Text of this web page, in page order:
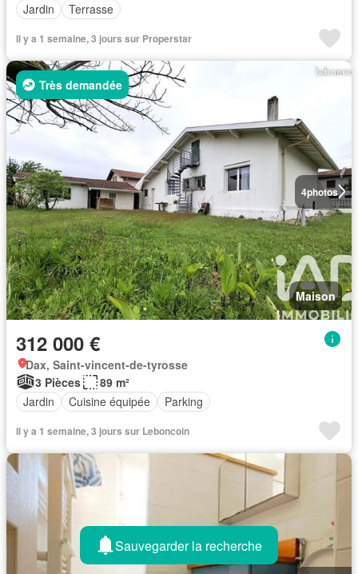
Jardin
Terrasse
Il y a 1 semaine, 3 jours sur Properstar
4photos
Très demandée
Maison
312 000 €
Dax, Saint-vincent-de-tyrosse
3 Pièces
89 m²
Jardin
Cuisine équipée Parking
Il y a 1 semaine, 3 jours sur Leboncoin
Sauvegarder la recherche